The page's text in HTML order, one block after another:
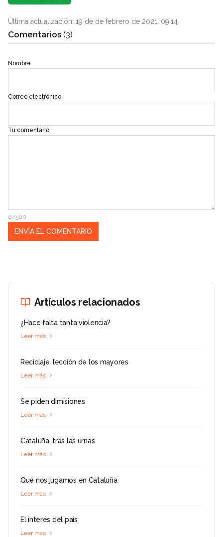
Última actualización: 19 de de febrero de 2021, 09:14
Comentarios (3)
Nombre
Correo electrónico
Tu comentario
0/500
Artículos relacionados
¿Hace falta tanta violencia?
Leer más
Reciclaje, lección de los mayores
Leer más
Se piden dimisiones
Leer más
Cataluña, tras las urnas
Leer más
Qué nos jugamos en Cataluña
Leer más
El interés del país
Leer más